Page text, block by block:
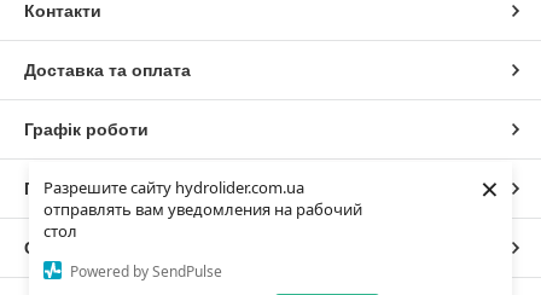
Разрешите сайту hydrolider.com.ua
отправлять вам уведомления на рабочий
стол
Powered by SendPulse
×
Контакти
Доставка та оплата
Графік роботи
Повна версія сайту
Сайт створено на маркетплейсі